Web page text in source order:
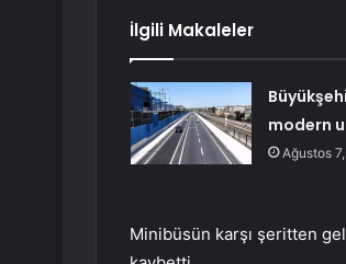
İlgili Makaleler
modern
Ağustos
Minibüsün karşı şeritten